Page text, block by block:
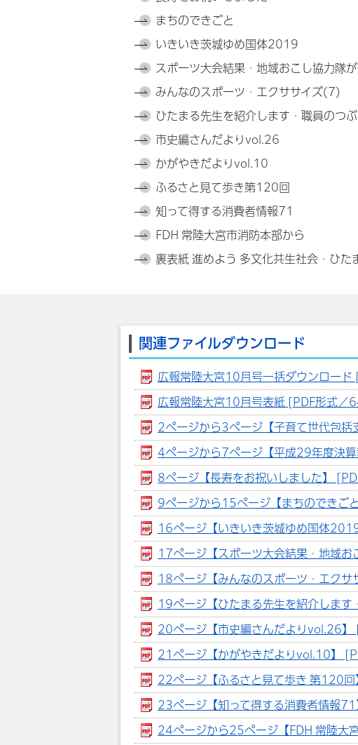
まちのできごと
いきいき茨城ゆめ国体2019
スポーツ大会結果・地域おこし協力隊が
みんなのスポーツ・エクササイズ(7)
ひたまる先生を紹介します・職員のつ
市史編さんだよりvol.26
かがやきだよりvol.10
ふるさと見て歩き第120回
知って得する消費者情報71
FDH 常陸大宮市消防本部から
裏表紙 進めよう 多文化共生社会・ひ
関連ファイルダウンロード
広報常陸大宮10月号一括ダウンロー
広報常陸大宮10月号表紙 [PDF形式／
2ページから3ページ【子育て世代包
4ページから7ページ【平成29年度決
8ページ【長寿をお祝いしました】
9ページから15ページ【まちのできご
16ページ【いきいき茨城ゆめ国体
17ページ【スポーツ大会結果・地域
18ページ【みんなのスポーツ・エク
19ページ【ひたまる先生を紹介しま
20ページ【市史編さんだよりvol.26】
21ページ【かがやきだよりvol.10】
22ページ【ふるさと見て歩き 第120
23ページ【知って得する消費者情報
24ページから25ページ【FDH 常陸大